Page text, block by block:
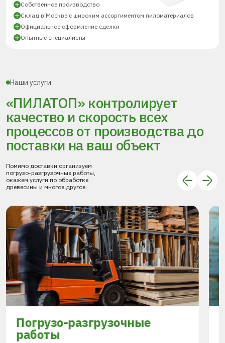
Собственное производство
Склад в Москве с широким ассортиментом пиломатериалов
Официальное оформление сделки
Опытные специалисты
Наши услуги
«ПИЛАТОП» контролирует
качество и скорость всех
процессовот производства до
поставки на ваш объект
Помимо доставки организуем
погрузо-разгрузочные работы,
окажем услуги по обработке
древесины и многое другое.
Погрузо-разгрузочные
работы